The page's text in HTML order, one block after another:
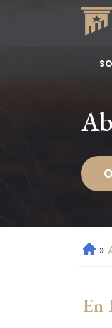
Ini »
En